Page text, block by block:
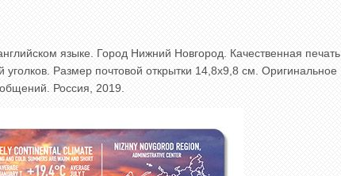
языке. Город Нижний Новгород. Качественная печать
уголков. Размер почтовой открытки 14,8x9,8 см. Оригинальное
Россия, 2019.